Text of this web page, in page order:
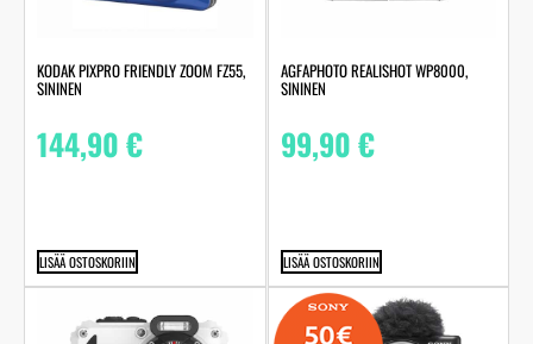
KODAK PIXPRO FRIENDLY ZOOM FZ55,
SININEN
144,90€
LISÄÄ OSTOSKORIIN
AGFAPHOTO REALISHOT WP8000,
SININEN
99,90€
LISÄÄ OSTOSKORIIN